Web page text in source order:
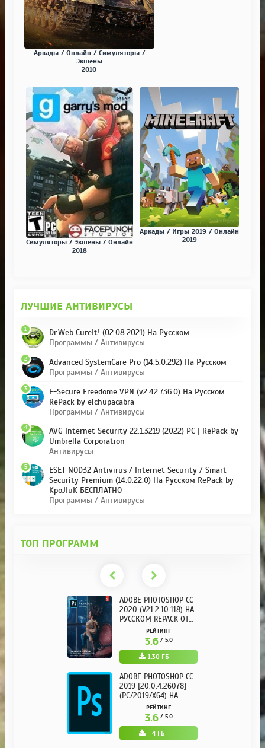
Аркады / Онлайн / Симуляторы /
Экшены
2010
Симуляторы / Экшены / Онлайн
2018
Аркады / Игры 2019 / Онлайн
2019
ЛУЧШИЕ АНТИВИРУСЫ
Dr.Web CureIt! (02.08.2021) На Русском
Программы / Антивирусы
1
Advanced SystemCare Pro (14.5.0.292) На Русском
Программы / Антивирусы
2
F-Secure Freedome VPN (v2.42.736.0) На Русском
RePack by elchupacabra
Программы / Антивирусы
3
AVG Internet Security 22.1.3219 (2022) PC | RePack by
Umbrella Corporation
Антивирусы
4
ESET NOD32 Antivirus / Internet Security / Smart
Security Premium (14.0.22.0) На Русском RePack by
KpoJIuK БЕСПЛАТНО
Программы / Антивирусы
5
ТОП ПРОГРАММ
ADOBE PHOTOSHOP CC
2020 (V21.2.10.118) НА
РУССКОМ REPACK ОТ
KPOJIUKРЕЙТИНГ
3.6/ 5.0
1.30 ГБ
ADOBE PHOTOSHOP CC
2019 [20.0.4.26078]
(PC/2019/X64) НА
РУССКОМРЕЙТИНГ
3.6/ 5.0
4 ГБ